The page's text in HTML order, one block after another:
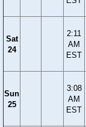
Sat
24
2:11
AM
EST
Sun
25
3:08
AM
EST